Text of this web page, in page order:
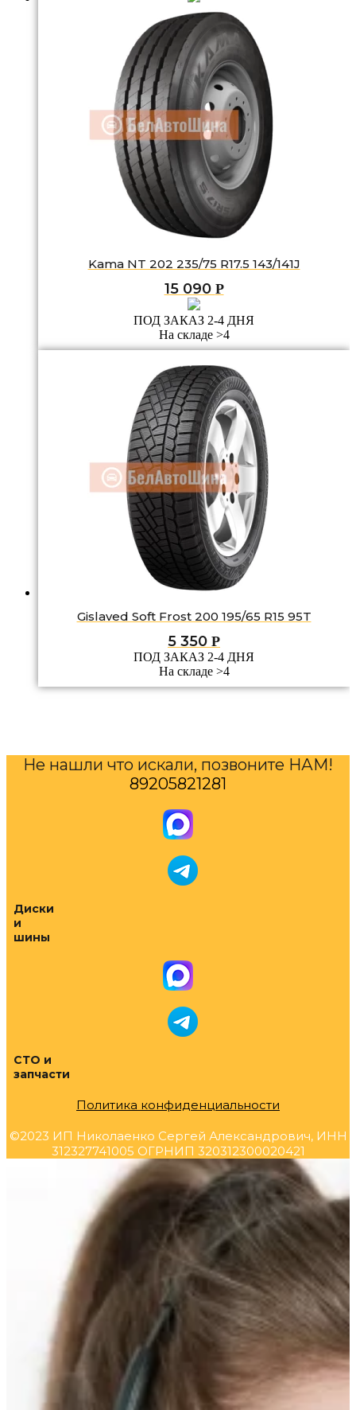
Kama NT 202 235/75 R17.5 143/141J
15 090 Р
ПОД ЗАКАЗ 2-4 ДНЯ
На складе >4
Gislaved Soft Frost 200 195/65 R15 95T
5 350 Р
ПОД ЗАКАЗ 2-4 ДНЯ
На складе >4
Не нашли что искали, позвоните НАМ!
89205821281
Диски
и
шины
СТО и
запчасти
Политика конфиденциальности
©2023 ИП Николаенко Сергей Александрович, ИНН
312327741005 ОГРНИП 320312300020421